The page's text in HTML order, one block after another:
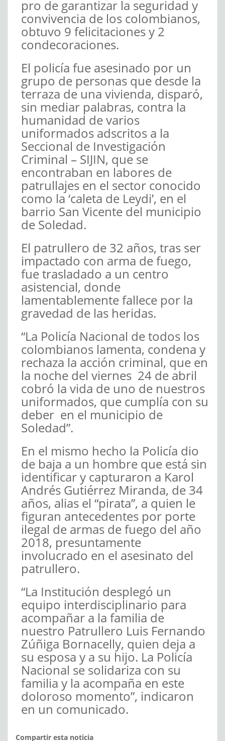
pro de garantizar la seguridad y
convivencia de los colombianos,
obtuvo 9 felicitaciones y 2
condecoraciones.
El policía fue asesinado por un
grupo de personas que desde la
terraza de una vivienda, disparó,
sin mediar palabras, contra la
humanidad de varios
uniformados adscritos a la
Seccional de Investigación
Criminal – SIJIN, que se
encontraban en labores de
patrullajes en el sector conocido
como la ‘caleta de Leydi’, en el
barrio San Vicente del municipio
de Soledad.
El patrullero de 32 años, tras ser
impactado con arma de fuego,
fue trasladado a un centro
asistencial, donde
lamentablemente fallece por la
gravedad de las heridas.
“La Policía Nacional de todos los
colombianos lamenta, condena y
rechaza la acción criminal, que en
la noche del viernes 24 de abril
cobró la vida de uno de nuestros
uniformados, que cumplía con su
deber en el municipio de
Soledad”.
En el mismo hecho la Policía dio
de baja a un hombre que está sin
identificar y capturaron a Karol
Andrés Gutiérrez Miranda, de 34
años, alias el “pirata”, a quien le
figuran antecedentes por porte
ilegal de armas de fuego del año
2018, presuntamente
involucrado en el asesinato del
patrullero.
“La Institución desplegó un
equipo interdisciplinario para
acompañar a la familia de
nuestro Patrullero Luis Fernando
Zúñiga Bornacelly, quien deja a
su esposa y a su hijo. La Policía
Nacional se solidariza con su
familia y la acompaña en este
doloroso momento”, indicaron
en un comunicado.
Compartir esta noticia